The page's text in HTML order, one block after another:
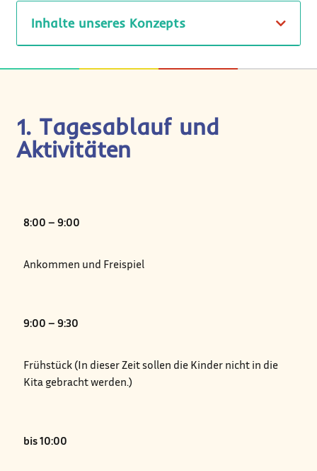
Inhalte unseres Konzepts
1. Tagesablauf und
Aktivitäten
8:00 – 9:00
Ankommen und Freispiel
9:00 – 9:30
Frühstück (In dieser Zeit sollen die Kinder nicht in die
Kita gebracht werden.)
bis 10:00